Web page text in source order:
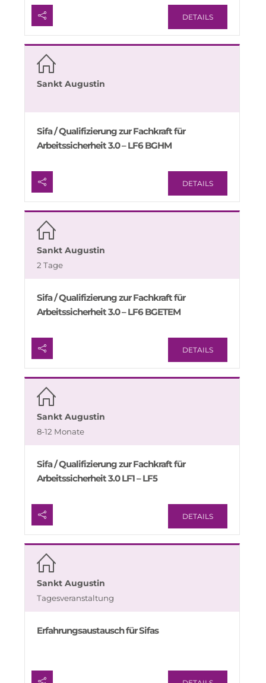
DETAILS
Sankt Augustin
Sifa / Qualifizierung zur Fachkraft für
Arbeitssicherheit 3.0 – LF6 BGHM
DETAILS
Sankt Augustin
2 Tage
Sifa / Qualifizierung zur Fachkraft für
Arbeitssicherheit 3.0 – LF6 BGETEM
DETAILS
Sankt Augustin
8-12 Monate
Sifa / Qualifizierung zur Fachkraft für
Arbeitssicherheit 3.0 LF1 – LF5
DETAILS
Sankt Augustin
Tagesveranstaltung
Erfahrungsaustausch für Sifas